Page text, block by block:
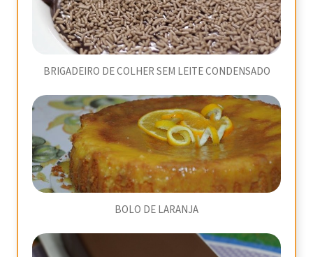
BRIGADEIRO DE COLHER SEM LEITE CONDENSADO
BOLO DE LARANJA